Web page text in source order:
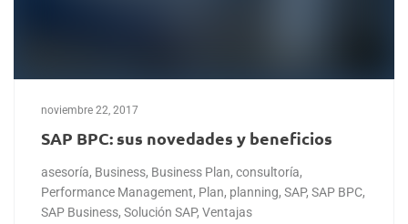
noviembre 22, 2017
SAP BPC: sus novedades y beneficios
asesoría, Business, Business Plan, consultoría,
Performance Management, Plan, planning, SAP, SAP BPC,
SAP Business, Solución SAP, Ventajas